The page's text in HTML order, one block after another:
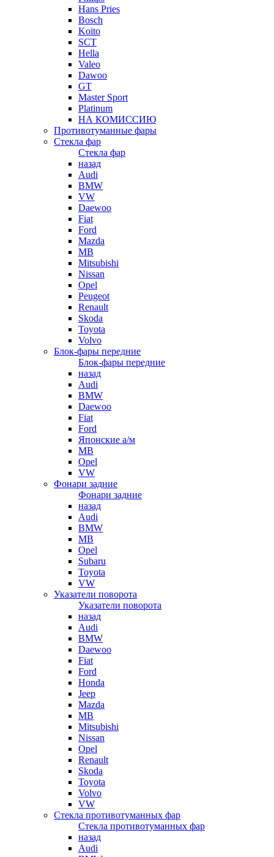
Hans Pries
Bosch
Koito
SCT
Hella
Valeo
Dawoo
GT
Master Sport
Platinum
НА КОМИССИЮ
Противотуманные фары
Стекла фар
Стекла фар
назад
Audi
BMW
VW
Daewoo
Fiat
Ford
Mazda
MB
Mitsubishi
Nissan
Opel
Peugeot
Renault
Skoda
Toyota
Volvo
Блок-фары передние
Блок-фары передние
назад
Audi
BMW
Daewoo
Fiat
Ford
Японские а/м
MB
Opel
VW
Фонари задние
Фонари задние
назад
Audi
BMW
MB
Opel
Subaru
Toyota
VW
Указатели поворота
Указатели поворота
назад
Audi
BMW
Daewoo
Fiat
Ford
Honda
Jeep
Mazda
MB
Mitsubishi
Nissan
Opel
Renault
Skoda
Toyota
Volvo
VW
Стекла противотуманных фар
Стекла противотуманных фар
назад
Audi